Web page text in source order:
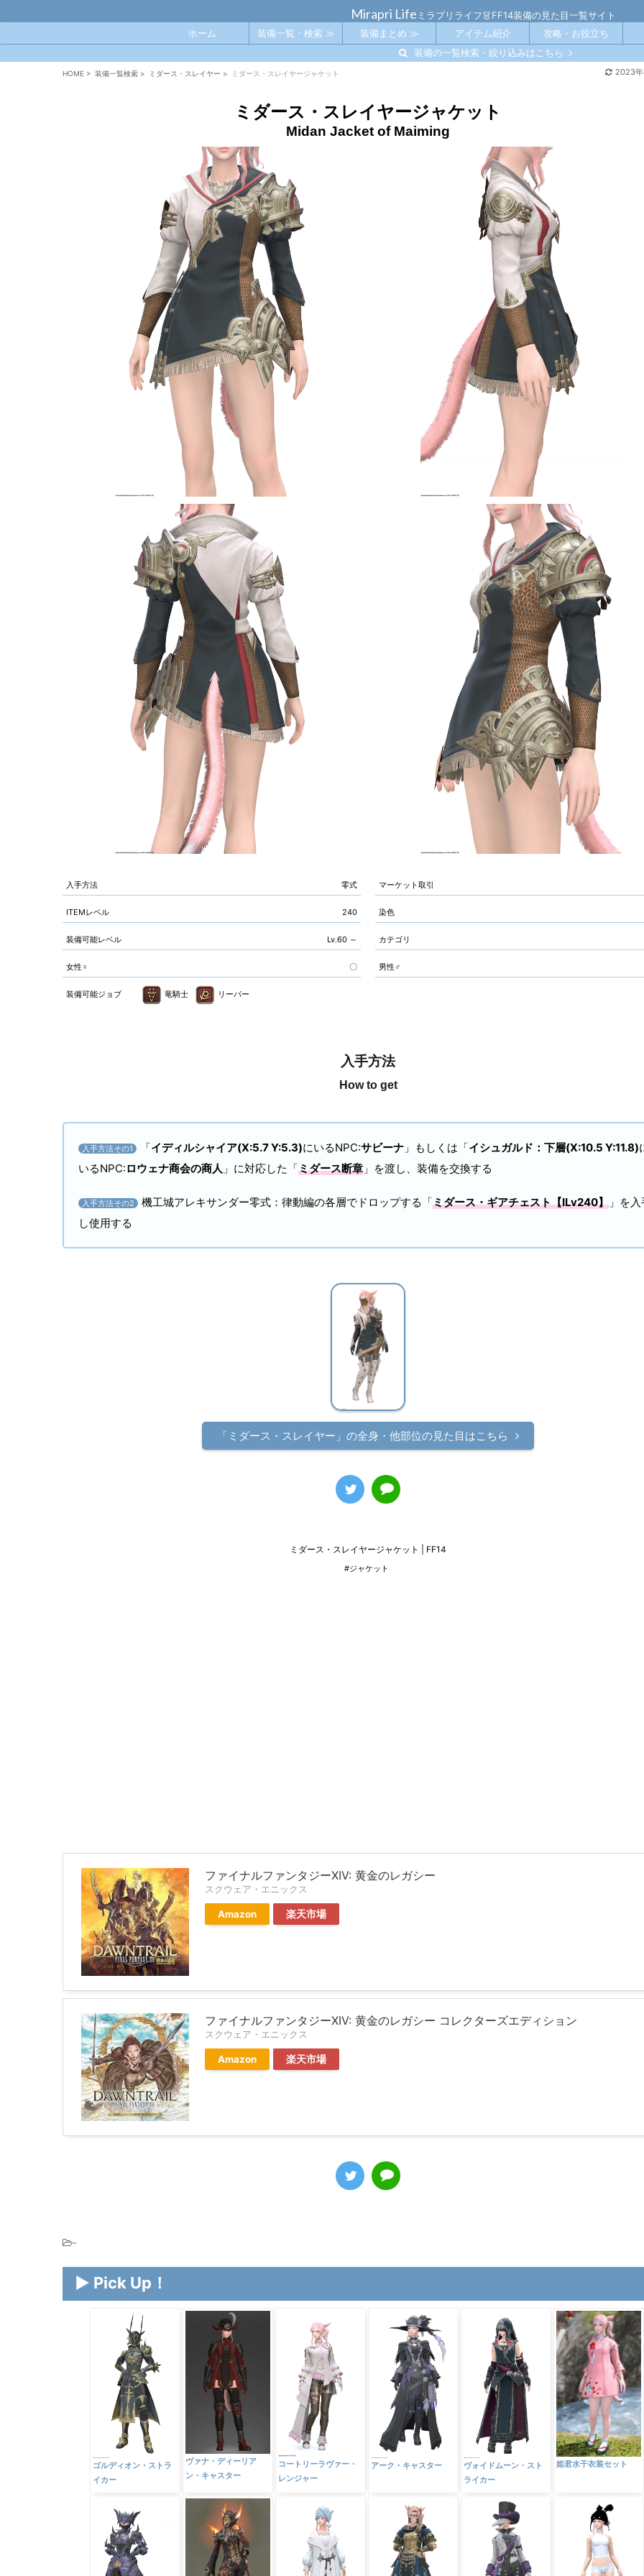
Mirapri Life ミラプリライフ👗FF14装備の見た目一覧サイト
装備の一覧検索・絞り込みはこちら
ホーム 装備一覧・検索 ≫ 装備まとめ ≫ アイテム紹介 攻略・お役立ち
HOME > 装備一覧検索 > ミダース・スレイヤー > ミダース・スレイヤージャケット 2023
ミダース・スレイヤージャケット
Midan Jacket of Maiming
入手方法 零式 マーケット取引
ITEMレベル 240 染色
装備可能レベル Lv.60 ～ カテゴリ
女性♀ 〇 男性♂
装備可能ジョブ 竜騎士 リーパー
入手方法
How to get
入手方法その1 「イディルシャイア(X:5.7 Y:5.3)にいるNPC:サビーナ 」もしくは「イシュガルド：下層(X:10.5 Y:11.8)
いるNPC:ロウェナ商会の商人 」に対応した「ミダース断章 」を渡し、装備を交換する
入手方法その2 機工城アレキサンダー零式：律動編の各層でドロップする「ミダース・ギアチェスト【ILv240】 」を
し使用する
「ミダース・スレイヤー」の全身・他部位の見た目はこちら
ミダース・スレイヤージャケット | FF14
#ジャケット
ファイナルファンタジーXIV: 黄金のレガシー
スクウェア・エニックス
Amazon 楽天市場
ファイナルファンタジーXIV: 黄金のレガシー コレクターズエディション
スクウェア・エニックス
Amazon 楽天市場
-
▶ Pick Up！
ゴルディオン・ストラ
イカー
ヴァナ・ディーリア
ン・キャスター
コートリーラヴァー・
レンジャー
アーク・キャスター
ヴォイドムーン・スト
ライカー
姫君水干衣装セット